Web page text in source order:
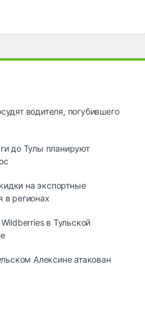
водителя, погубившего
до Тулы планируют
на экспортные
в регионах
в Тульской
Алексине атакован